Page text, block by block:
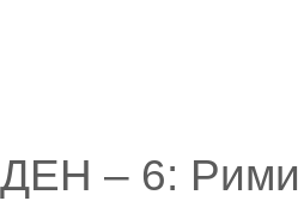
ДЕН – 6: